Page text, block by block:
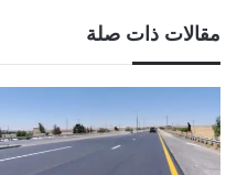
مقالات ذات صلة